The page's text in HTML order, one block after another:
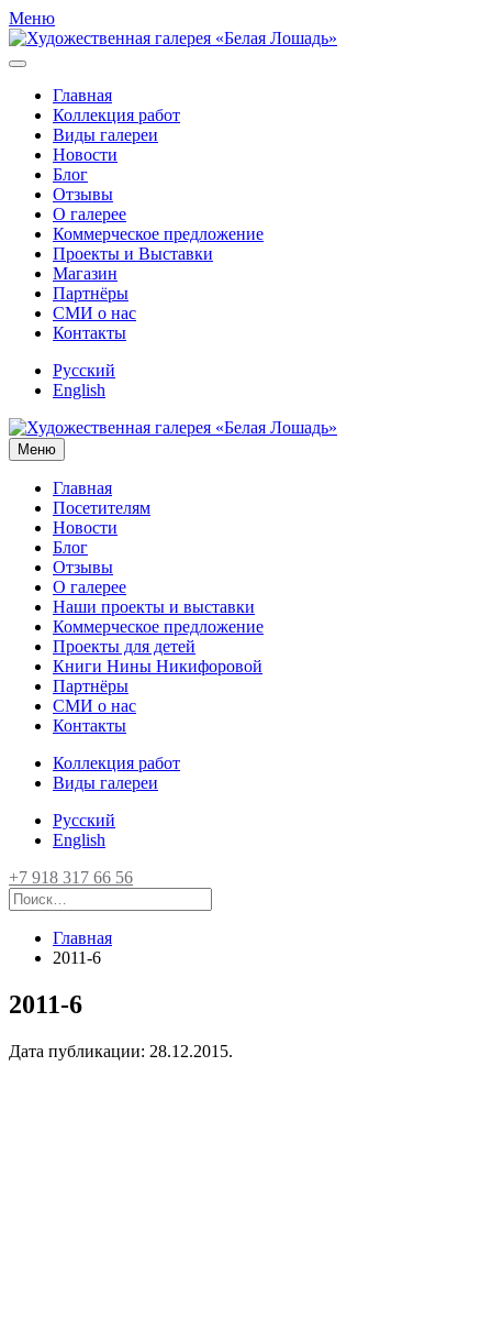
Меню
Главная
Коллекция работ
Виды галереи
Новости
Блог
Отзывы
О галерее
Коммерческое предложение
Проекты и Выставки
Магазин
Партнёры
СМИ о нас
Контакты
Русский
English
Меню
Главная
Посетителям
Новости
Блог
Отзывы
О галерее
Наши проекты и выставки
Коммерческое предложение
Проекты для детей
Книги Нины Никифоровой
Партнёры
СМИ о нас
Контакты
Коллекция работ
Виды галереи
Русский
English
+7 918 317 66 56
Главная
2011-6
2011-6
Дата публикации: 28.12.2015.